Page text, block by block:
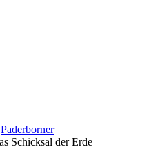
Paderborner
Schicksal der Erde